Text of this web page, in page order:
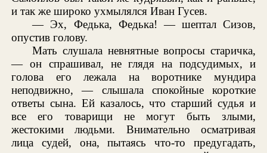
и так же широко ухмылялся Иван Гусев.
— Эх, Федька, Федька! — шептал Сизов,
опустив голову.
Мать слушала невнятные вопросы старичка,
— он спрашивал, не глядя на подсудимых, и
голова его лежала на воротнике мундира
неподвижно, — слышала спокойные короткие
ответы сына. Ей казалось, что старший судья и
все его товарищи не могут быть злыми,
жестокими людьми. Внимательно осматривая
лица судей, она, пытаясь что-то предугадать,